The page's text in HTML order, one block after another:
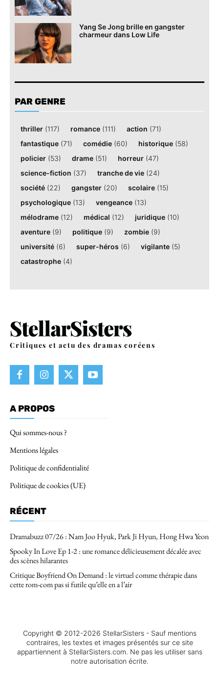
Yang Se Jong brille en gangster
charmeur dans Low Life
PAR GENRE
thriller (117) romance (111) action (71)
fantastique (71) comédie (60) historique (58)
policier (53) drame (51) horreur (47)
science-fiction (37) tranche de vie (24)
société (22) gangster (20) scolaire (15)
psychologique (13) vengeance (13)
mélodrame (12) médical (12) juridique (10)
aventure (9) politique (9) zombie (9)
université (6) super-héros (6) vigilante (5)
catastrophe (4)
Critiques et actu des dramas coréens
A PROPOS
Qui sommes-nous ?
Mentions légales
Politique de confidentialité
Politique de cookies (UE)
RÉCENT
Dramabuzz 07/26 : Nam Joo Hyuk, Park Ji Hyun, Hong Hwa Yeon
Spooky In Love Ep 1-2 : une romance délicieusement décalée avec
des scènes hilarantes
Critique Boyfriend On Demand : le virtuel comme thérapie dans
cette rom-com pas si futile qu’elle en a l’air
Copyright © 2012-2026 StellarSisters - Sauf mentions
contraires, les textes et images présentés sur ce site
appartiennent à StellarSisters.com. Ne pas les utiliser sans
notre autorisation écrite.